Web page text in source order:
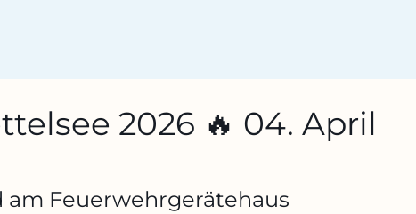
2026 🔥 04. April
am Feuerwehrgerätehaus